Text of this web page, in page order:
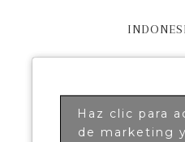
Haz clic para
de marketing